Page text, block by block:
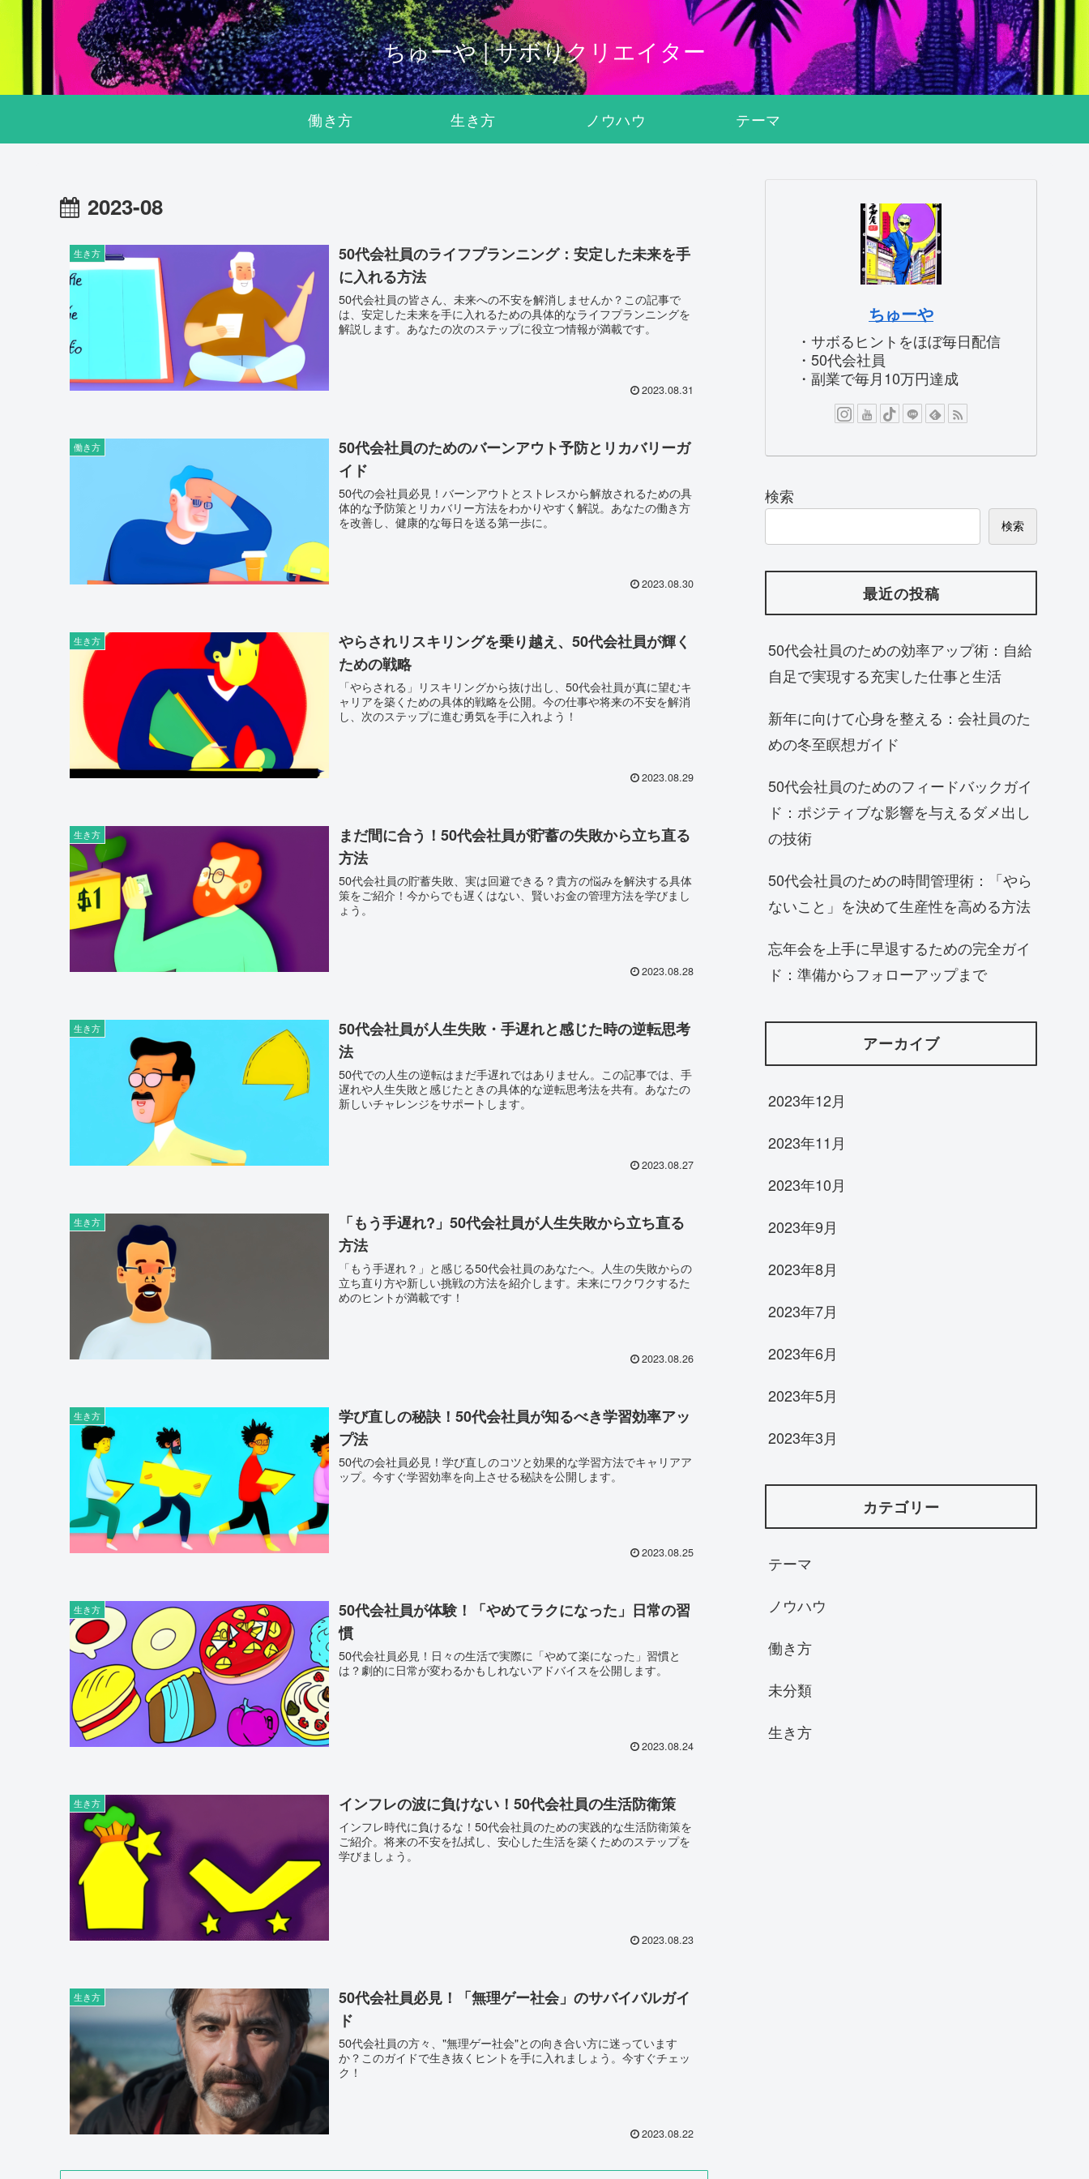
ちゅーや | サボりクリエイター
働き方 生き方 ノウハウ テーマ
2023-08
生き方
50代会社員のライフプランニング：安定した未来を手
に入れる方法
50代会社員の皆さん、未来への不安を解消しませんか？この記事で
は、安定した未来を手に入れるための具体的なライフプランニングを
解説します。あなたの次のステップに役立つ情報が満載です。
2023.08.31
働き方
50代会社員のためのバーンアウト予防とリカバリーガ
イド
50代の会社員必見！バーンアウトとストレスから解放されるための具
体的な予防策とリカバリー方法をわかりやすく解説。あなたの働き方
を改善し、健康的な毎日を送る第一歩に。
2023.08.30
生き方
やらされリスキリングを乗り越え、50代会社員が輝く
ための戦略
「やらされる」リスキリングから抜け出し、50代会社員が真に望むキ
ャリアを築くための具体的戦略を公開。今の仕事や将来の不安を解消
し、次のステップに進む勇気を手に入れよう！
2023.08.29
生き方
まだ間に合う！50代会社員が貯蓄の失敗から立ち直る
方法
50代会社員の貯蓄失敗、実は回避できる？貴方の悩みを解決する具体
策をご紹介！今からでも遅くはない、賢いお金の管理方法を学びまし
ょう。
2023.08.28
生き方
50代会社員が人生失敗・手遅れと感じた時の逆転思考
法
50代での人生の逆転はまだ手遅れではありません。この記事では、手
遅れや人生失敗と感じたときの具体的な逆転思考法を共有。あなたの
新しいチャレンジをサポートします。
2023.08.27
生き方
「もう手遅れ?」50代会社員が人生失敗から立ち直る
方法
「もう手遅れ？」と感じる50代会社員のあなたへ。人生の失敗からの
立ち直り方や新しい挑戦の方法を紹介します。未来にワクワクするた
めのヒントが満載です！
2023.08.26
生き方
学び直しの秘訣！50代会社員が知るべき学習効率アッ
プ法
50代の会社員必見！学び直しのコツと効果的な学習方法でキャリアア
ップ。今すぐ学習効率を向上させる秘訣を公開します。
2023.08.25
生き方
50代会社員が体験！「やめてラクになった」日常の習
慣
50代会社員必見！日々の生活で実際に「やめて楽になった」習慣と
は？劇的に日常が変わるかもしれないアドバイスを公開します。
2023.08.24
生き方 インフレの波に負けない！50代会社員の生活防衛策
インフレ時代に負けるな！50代会社員のための実践的な生活防衛策を
ご紹介。将来の不安を払拭し、安心した生活を築くためのステップを
学びましょう。
2023.08.23
生き方
50代会社員必見！「無理ゲー社会」のサバイバルガイ
ド
50代会社員の方々、"無理ゲー社会"との向き合い方に迷っています
か？このガイドで生き抜くヒントを手に入れましょう。今すぐチェッ
ク！
2023.08.22
ちゅーや
・サボるヒントをほぼ毎日配信
・50代会社員
・副業で毎月10万円達成
検索
検索
最近の投稿
50代会社員のための効率アップ術：自給
自足で実現する充実した仕事と生活
新年に向けて心身を整える：会社員のた
めの冬至瞑想ガイド
50代会社員のためのフィードバックガイ
ド：ポジティブな影響を与えるダメ出し
の技術
50代会社員のための時間管理術：「やら
ないこと」を決めて生産性を高める方法
忘年会を上手に早退するための完全ガイ
ド：準備からフォローアップまで
アーカイブ
2023年12月
2023年11月
2023年10月
2023年9月
2023年8月
2023年7月
2023年6月
2023年5月
2023年3月
カテゴリー
テーマ
ノウハウ
働き方
未分類
生き方